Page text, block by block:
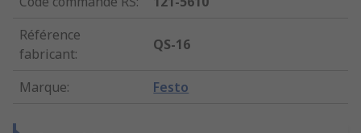
Référence
fabricant:
QS-16
Marque: Festo